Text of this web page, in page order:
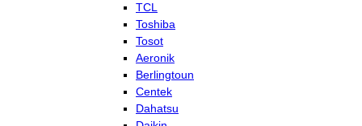
TCL
Toshiba
Tosot
Aeronik
Berlingtoun
Centek
Dahatsu